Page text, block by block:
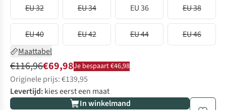
EU 32
EU 34 EU 36 EU 38
EU 40 EU 42 EU 44
EU 46
Maattabel
€116,96€69,98Je bespaart €46,98
Originele prijs: €139,95
Levertijd:kies eerst een maat
In winkelmand